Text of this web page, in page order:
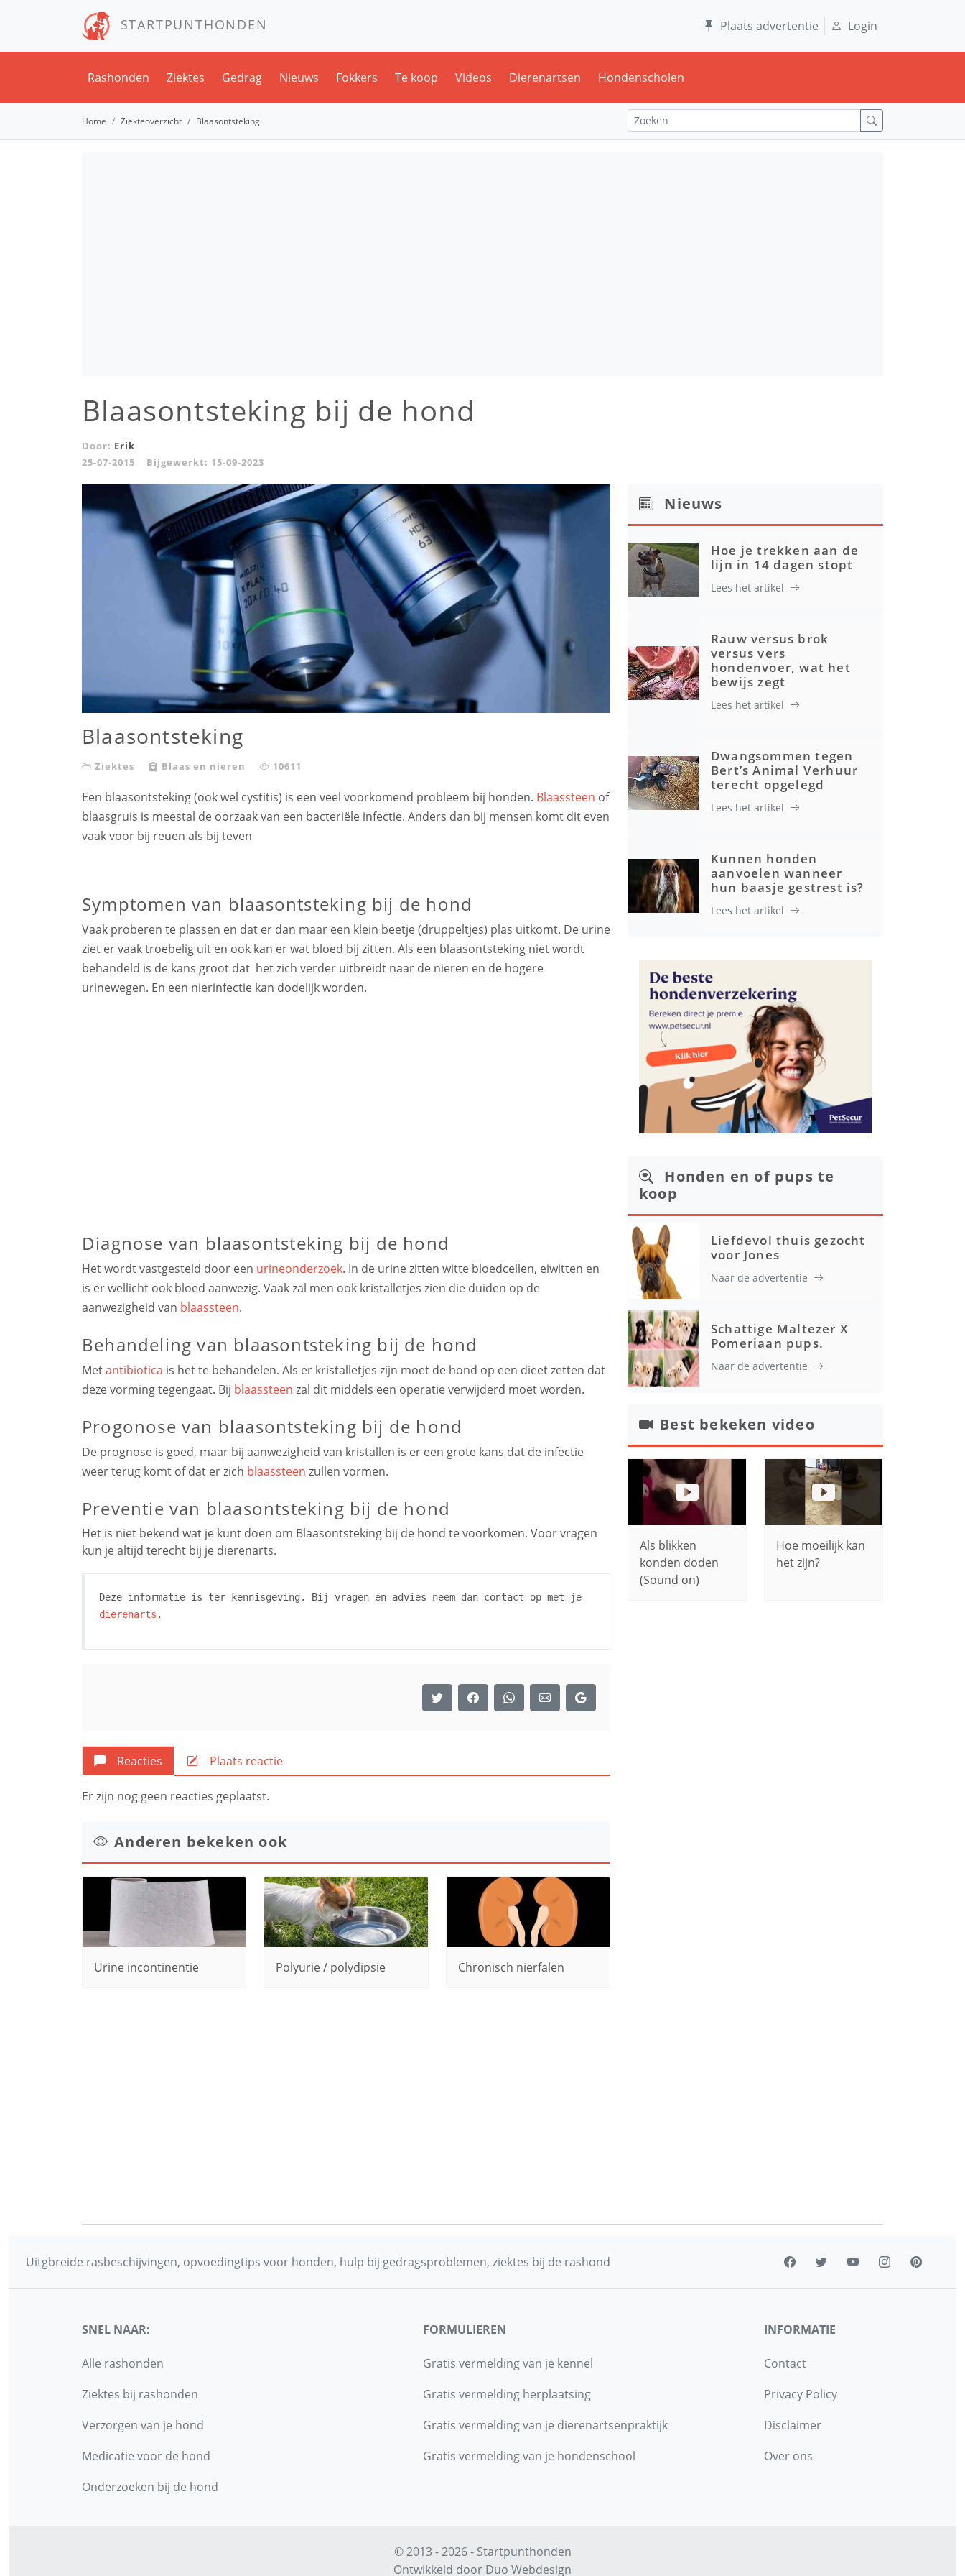
STARTPUNTHONDEN Plaats advertentie Login
Rashonden Ziektes Gedrag Nieuws Fokkers Te koop Videos Dierenartsen Hondenscholen
Home Ziekteoverzicht Blaasontsteking
Blaasontsteking bij de hond
Door: Erik
25-07-2015
Bijgewerkt: 15-09-2023
Blaasontsteking
Ziektes Blaas en nieren 10611
Een blaasontsteking (ook wel cystitis) is een veel voorkomend probleem bij honden. Blaassteen of
blaasgruis is meestal de oorzaak van een bacteriële infectie. Anders dan bij mensen komt dit even
vaak voor bij reuen als bij teven
Symptomen van blaasontsteking bij de hond
Vaak proberen te plassen en dat er dan maar een klein beetje (druppeltjes) plas uitkomt. De urine
ziet er vaak troebelig uit en ook kan er wat bloed bij zitten. Als een blaasontsteking niet wordt
behandeld is de kans groot dat het zich verder uitbreidt naar de nieren en de hogere
urinewegen. En een nierinfectie kan dodelijk worden.
Diagnose van blaasontsteking bij de hond
Het wordt vastgesteld door een urineonderzoek. In de urine zitten witte bloedcellen, eiwitten en
is er wellicht ook bloed aanwezig. Vaak zal men ook kristalletjes zien die duiden op de
aanwezigheid van blaassteen.
Behandeling van blaasontsteking bij de hond
Metantibiotica is het te behandelen. Als er kristalletjes zijn moet de hond op een dieet zetten dat
deze vorming tegengaat. Bij blaassteen zal dit middels een operatie verwijderd moet worden.
Progonose van blaasontsteking bij de hond
De prognose is goed, maar bij aanwezigheid van kristallen is er een grote kans dat de infectie
weer terug komt of dat er zich blaassteen zullen vormen.
Preventie van blaasontsteking bij de hond
Het is niet bekend wat je kunt doen om Blaasontsteking bij de hond te voorkomen. Voor vragen
kun je altijd terecht bij je dierenarts.
Deze informatie is ter kennisgeving. Bij vragen en advies neem dan contact op met je
dierenarts.
Reacties Plaats reactie
Er zijn nog geen reacties geplaatst.
Anderen bekeken ook
Urine incontinentie Polyurie / polydipsie Chronisch nierfalen
Nieuws
Hoe je trekken aan de
lijn in 14 dagen stopt
Lees het artikel
Rauw versus brok
versus vers
hondenvoer, wat het
bewijs zegt
Lees het artikel
Dwangsommen tegen
Bert’s Animal Verhuur
terecht opgelegd
Lees het artikel
Kunnen honden
aanvoelen wanneer
hun baasje gestrest is?
Lees het artikel
Honden en of pups te
koop
Liefdevol thuis gezocht
voor Jones
Naar de advertentie
Schattige Maltezer X
Pomeriaan pups.
Naar de advertentie
Best bekeken video
Als blikken
konden doden
(Sound on)
Hoe moeilijk kan
het zijn?
Uitgbreide rasbeschijvingen, opvoedingtips voor honden, hulp bij gedragsproblemen, ziektes bij de rashond
SNEL NAAR:
Alle rashonden
Ziektes bij rashonden
Verzorgen van je hond
Medicatie voor de hond
Onderzoeken bij de hond
FORMULIEREN
Gratis vermelding van je kennel
Gratis vermelding herplaatsing
Gratis vermelding van je dierenartsenpraktijk
Gratis vermelding van je hondenschool
INFORMATIE
Contact
Privacy Policy
Disclaimer
Over ons
© 2013 - 2026 - Startpunthonden
Ontwikkeld door Duo Webdesign